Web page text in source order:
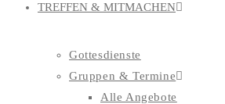
TREFFEN & MITMACHEN
Gottesdienste
Gruppen & Termine
Alle Angebote